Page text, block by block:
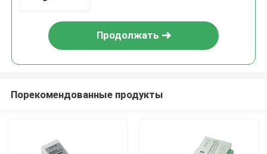
Продолжать
Порекомендованные продукты